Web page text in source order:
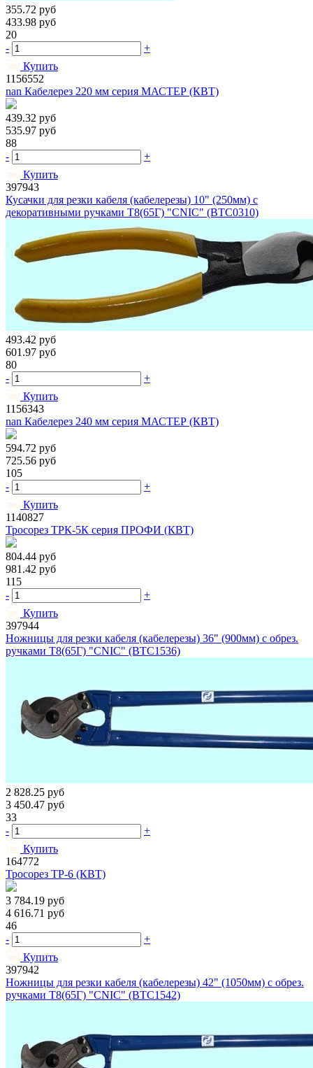
355.72 руб
433.98 руб
20
-
+
Купить
1156552
nan Кабелерез 220 мм серия МАСТЕР (КВТ)
439.32 руб
535.97 руб
88
-
+
Купить
397943
Кусачки для резки кабеля (кабелерезы) 10" (250мм) с
декоративными ручками Т8(65Г) "CNIC" (BTC0310)
493.42 руб
601.97 руб
80
-
+
Купить
1156343
nan Кабелерез 240 мм серия МАСТЕР (КВТ)
594.72 руб
725.56 руб
105
-
+
Купить
1140827
Тросорез ТРК-5К серия ПРОФИ (КВТ)
804.44 руб
981.42 руб
115
-
+
Купить
397944
Ножницы для резки кабеля (кабелерезы) 36" (900мм) с обрез.
ручками Т8(65Г) "CNIC" (BTC1536)
2 828.25 руб
3 450.47 руб
33
-
+
Купить
164772
Тросорез ТР-6 (КВТ)
3 784.19 руб
4 616.71 руб
46
-
+
Купить
397942
Ножницы для резки кабеля (кабелерезы) 42" (1050мм) с обрез.
ручками Т8(65Г) "CNIC" (BTC1542)